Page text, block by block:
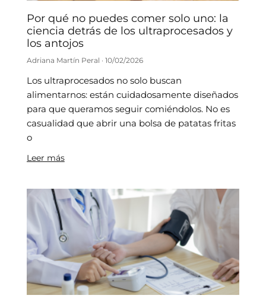
Por qué no puedes comer solo uno: la
ciencia detrás de los ultraprocesados y
los antojos
Adriana Martín Peral 10/02/2026
Los ultraprocesados no solo buscan
alimentarnos: están cuidadosamente diseñados
para que queramos seguir comiéndolos. No es
casualidad que abrir una bolsa de patatas fritas
o
Leer más